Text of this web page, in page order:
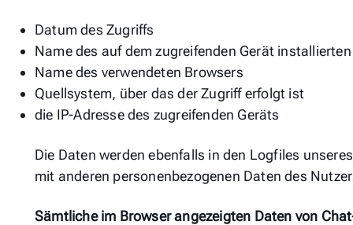
Datum des Zugriffs
Name des auf dem zugreifenden Gerät
Name des verwendeten Browsers
Quellsystem, über das der Zugriff erfolgt ist
die IP-Adresse des zugreifenden Geräts
Die Daten werden ebenfalls in den Logfiles
mit anderen personenbezogenen Daten des
Sämtliche im Browser angezeigten Daten von